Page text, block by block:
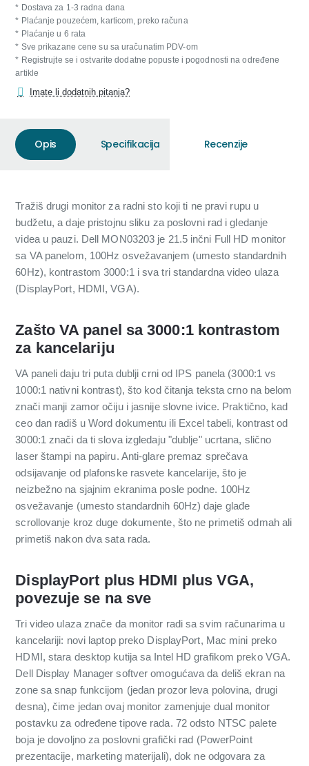
* Dostava za 1-3 radna dana
* Plaćanje pouzećem, karticom, preko računa
* Plaćanje u 6 rata
* Sve prikazane cene su sa uračunatim PDV-om
* Registrujte se i ostvarite dodatne popuste i pogodnosti na određene
artikle
Imate li dodatnih pitanja?
Opis Specifikacija Recenzije
Tražiš drugi monitor za radni sto koji ti ne pravi rupu u
budžetu, a daje pristojnu sliku za poslovni rad i gledanje
videa u pauzi. Dell MON03203 je 21.5 inčni Full HD monitor
sa VA panelom, 100Hz osvežavanjem (umesto standardnih
60Hz), kontrastom 3000:1 i sva tri standardna video ulaza
(DisplayPort, HDMI, VGA).
Zašto VA panel sa 3000:1 kontrastom
za kancelariju
VA paneli daju tri puta dublji crni od IPS panela (3000:1 vs
1000:1 nativni kontrast), što kod čitanja teksta crno na belom
znači manji zamor očiju i jasnije slovne ivice. Praktično, kad
ceo dan radiš u Word dokumentu ili Excel tabeli, kontrast od
3000:1 znači da ti slova izgledaju "dublje" ucrtana, slično
laser štampi na papiru. Anti-glare premaz sprečava
odsijavanje od plafonske rasvete kancelarije, što je
neizbežno na sjajnim ekranima posle podne. 100Hz
osvežavanje (umesto standardnih 60Hz) daje glađe
scrollovanje kroz duge dokumente, što ne primetiš odmah ali
primetiš nakon dva sata rada.
DisplayPort plus HDMI plus VGA,
povezuje se na sve
Tri video ulaza znače da monitor radi sa svim računarima u
kancelariji: novi laptop preko DisplayPort, Mac mini preko
HDMI, stara desktop kutija sa Intel HD grafikom preko VGA.
Dell Display Manager softver omogućava da deliš ekran na
zone sa snap funkcijom (jedan prozor leva polovina, drugi
desna), čime jedan ovaj monitor zamenjuje dual monitor
postavku za određene tipove rada. 72 odsto NTSC palete
boja je dovoljno za poslovni grafički rad (PowerPoint
prezentacije, marketing materijali), dok ne odgovara za